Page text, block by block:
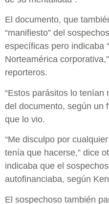
El documento, que
“manifiesto” del
específicas pero indicaba
Norteamérica
reporteros.
“Estos parásitos lo tenían
del documento, según un
que lo vio.
“Me disculpo por
tenía que hacerse,” dice
indicaba que el
autofinanciaba, según
El sospechoso también